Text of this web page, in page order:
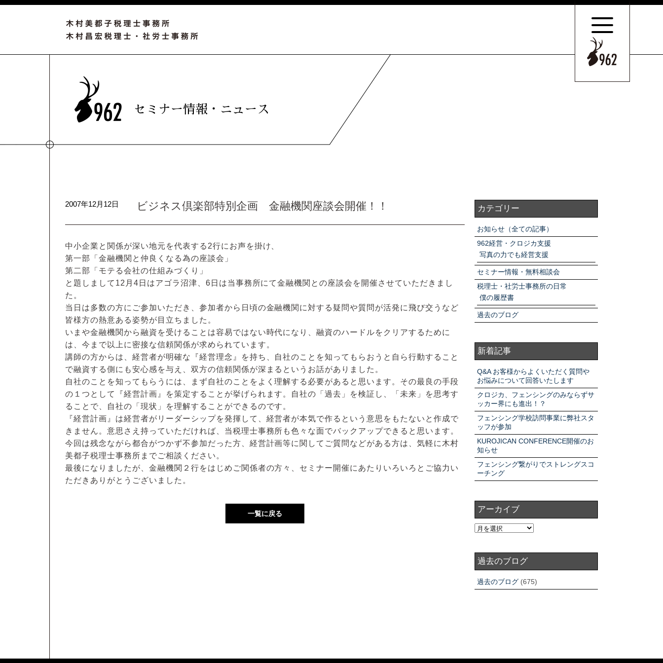
セミナー情報・ニュース
2007年12月12日 ビジネス倶楽部特別企画 金融機関座談会開催！！
中小企業と関係が深い地元を代表する2行にお声を掛け、
第一部「金融機関と仲良くなる為の座談会」
第二部「モテる会社の仕組みづくり」
と題しまして12月4日はアゴラ沼津、6日は当事務所にて金融機関との座談会を開催させていただきまし
た。
当日は多数の方にご参加いただき、参加者から日頃の金融機関に対する疑問や質問が活発に飛び交うなど
皆様方の熱意ある姿勢が目立ちました。
いまや金融機関から融資を受けることは容易ではない時代になり、融資のハードルをクリアするために
は、今まで以上に密接な信頼関係が求められています。
講師の方からは、経営者が明確な『経営理念』を持ち、自社のことを知ってもらおうと自ら行動すること
で融資する側にも安心感を与え、双方の信頼関係が深まるというお話がありました。
自社のことを知ってもらうには、まず自社のことをよく理解する必要があると思います。その最良の手段
の１つとして『経営計画』を策定することが挙げられます。自社の「過去」を検証し、「未来」を思考す
ることで、自社の「現状」を理解することができるのです。
『経営計画』は経営者がリーダーシップを発揮して、経営者が本気で作るという意思をもたないと作成で
きません。意思さえ持っていただければ、当税理士事務所も色々な面でバックアップできると思います。
今回は残念ながら都合がつかず不参加だった方、経営計画等に関してご質問などがある方は、気軽に木村
美都子税理士事務所までご相談ください。
最後になりましたが、金融機関２行をはじめご関係者の方々、セミナー開催にあたりいろいろとご協力い
ただきありがとうございました。
一覧に戻る
カテゴリー
お知らせ（全ての記事）
962経営・クロジカ支援
写真の力でも経営支援
セミナー情報・無料相談会
税理士・社労士事務所の日常
僕の履歴書
過去のブログ
新着記事
Q&A お客様からよくいただく質問や
お悩みについて回答いたします
クロジカ、フェンシングのみならずサ
ッカー界にも進出！？
フェンシング学校訪問事業に弊社スタ
ッフが参加
KUROJICAN CONFERENCE開催のお
知らせ
フェンシング繋がりでストレングスコ
ーチング
アーカイブ
過去のブログ
過去のブログ (675)
アクセスマップ
お電話・
お問合せフォーム